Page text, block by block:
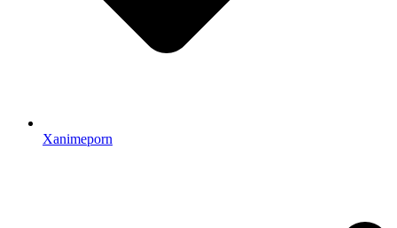
Xanimeporn